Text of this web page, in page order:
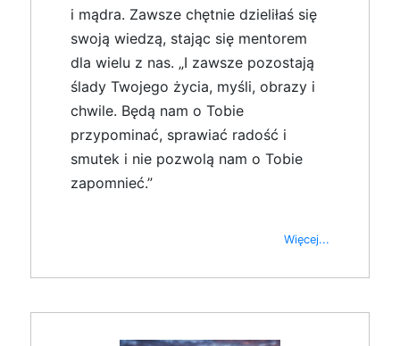
i mądra. Zawsze chętnie dzieliłaś się
swoją wiedzą, stając się mentorem
dla wielu z nas. „I zawsze pozostają
ślady Twojego życia, myśli, obrazy i
chwile. Będą nam o Tobie
przypominać, sprawiać radość i
smutek i nie pozwolą nam o Tobie
zapomnieć.”
Więcej...